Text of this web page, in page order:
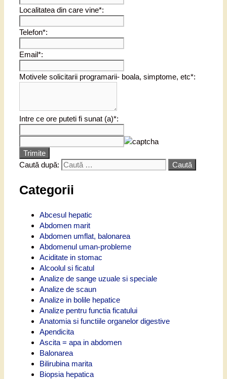
Localitatea din care vine*:
Telefon*:
Email*:
Motivele solicitarii programarii- boala, simptome, etc*:
Intre ce ore puteti fi sunat (a)*:
Trimite
Caută după:
Categorii
Abcesul hepatic
Abdomen marit
Abdomen umflat, balonarea
Abdomenul uman-probleme
Aciditate in stomac
Alcoolul si ficatul
Analize de sange uzuale si speciale
Analize de scaun
Analize in bolile hepatice
Analize pentru functia ficatului
Anatomia si functiile organelor digestive
Apendicita
Ascita = apa in abdomen
Balonarea
Bilirubina marita
Biopsia hepatica